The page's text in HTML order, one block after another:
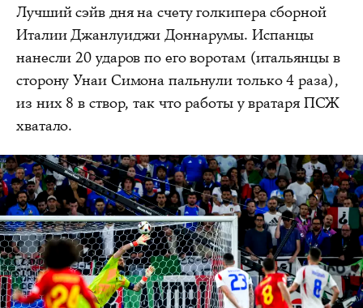
Лучший сэйв дня на счету голкипера сборной
Италии Джанлуиджи Доннарумы. Испанцы
нанесли 20 ударов по его воротам (итальянцы в
сторону Унаи Симона пальнули только 4 раза),
из них 8 в створ, так что работы у вратаря ПСЖ
хватало.